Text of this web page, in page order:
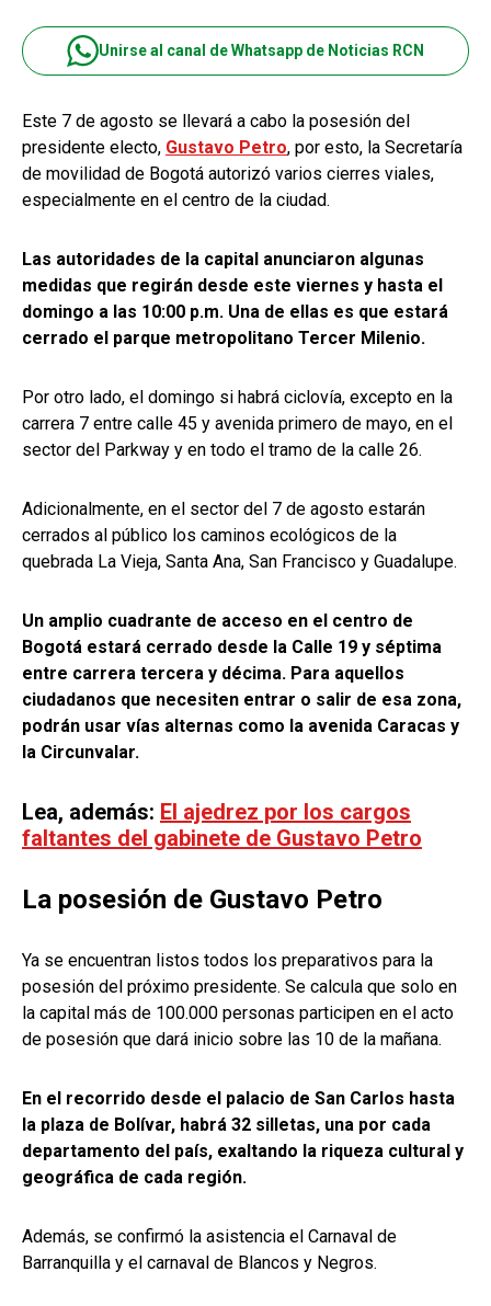
Unirse al canal de Whatsapp de Noticias RCN
Este 7 de agosto se llevará a cabo la posesión del
presidente electo, Gustavo Petro, por esto, la Secretaría
de movilidad de Bogotá autorizó varios cierres viales,
especialmente en el centro de la ciudad.
Las autoridades de la capital anunciaron algunas
medidas que regirán desde este viernes y hasta el
domingo a las 10:00 p.m. Una de ellas es que estará
cerrado el parque metropolitano Tercer Milenio.
Por otro lado, el domingo si habrá ciclovía, excepto en la
carrera 7 entre calle 45 y avenida primero de mayo, en el
sector del Parkway y en todo el tramo de la calle 26.
Adicionalmente, en el sector del 7 de agosto estarán
cerrados al público los caminos ecológicos de la
quebrada La Vieja, Santa Ana, San Francisco y Guadalupe.
Un amplio cuadrante de acceso en el centro de
Bogotá estará cerrado desde la Calle 19 y séptima
entre carrera tercera y décima. Para aquellos
ciudadanos que necesiten entrar o salir de esa zona,
podrán usar vías alternas como la avenida Caracas y
la Circunvalar.
Lea, además: El ajedrez por los cargos
faltantes del gabinete de Gustavo Petro
La posesión de Gustavo Petro
Ya se encuentran listos todos los preparativos para la
posesión del próximo presidente. Se calcula que solo en
la capital más de 100.000 personas participen en el acto
de posesión que dará inicio sobre las 10 de la mañana.
En el recorrido desde el palacio de San Carlos hasta
la plaza de Bolívar, habrá 32 silletas, una por cada
departamento del país, exaltando la riqueza cultural y
geográfica de cada región.
Además, se confirmó la asistencia el Carnaval de
Barranquilla y el carnaval de Blancos y Negros.